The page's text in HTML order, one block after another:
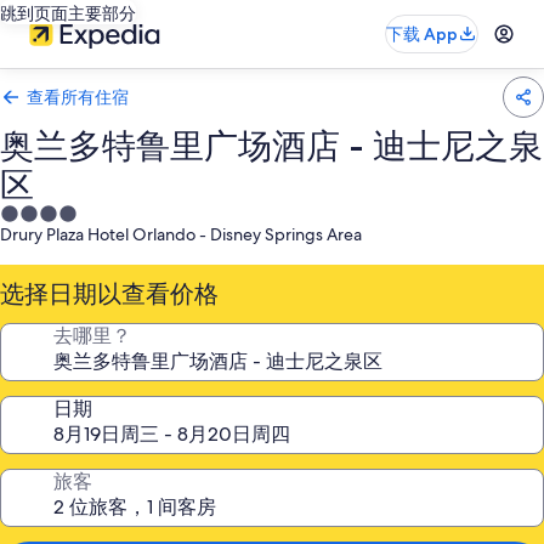
跳到页面主要部分
下载 App
查看所有住宿
奥兰多特鲁里广场酒店 - 迪士尼之泉
区
4.0
星
住
宿
Drury Plaza Hotel Orlando - Disney Springs Area
选择日期以查看价格
去哪里？
日期
旅客